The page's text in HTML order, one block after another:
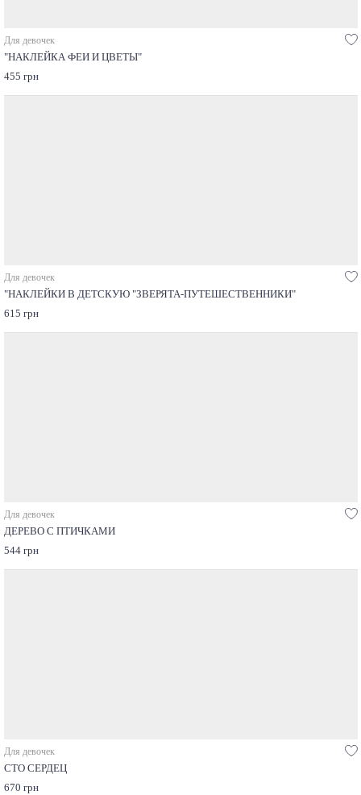
Для девочек
"НАКЛЕЙКА ФЕИ И ЦВЕТЫ"
455 грн
Для девочек
"НАКЛЕЙКИ В ДЕТСКУЮ "ЗВЕРЯТА-ПУТЕШЕСТВЕННИКИ"
615 грн
Для девочек
ДЕРЕВО С ПТИЧКАМИ
544 грн
Для девочек
СТО СЕРДЕЦ
670 грн